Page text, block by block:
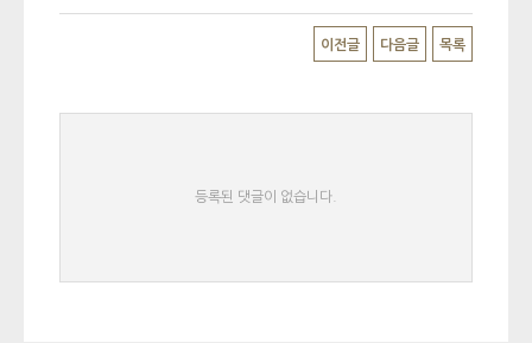
이전글 다음글 목록
등록된 댓글이 없습니다.